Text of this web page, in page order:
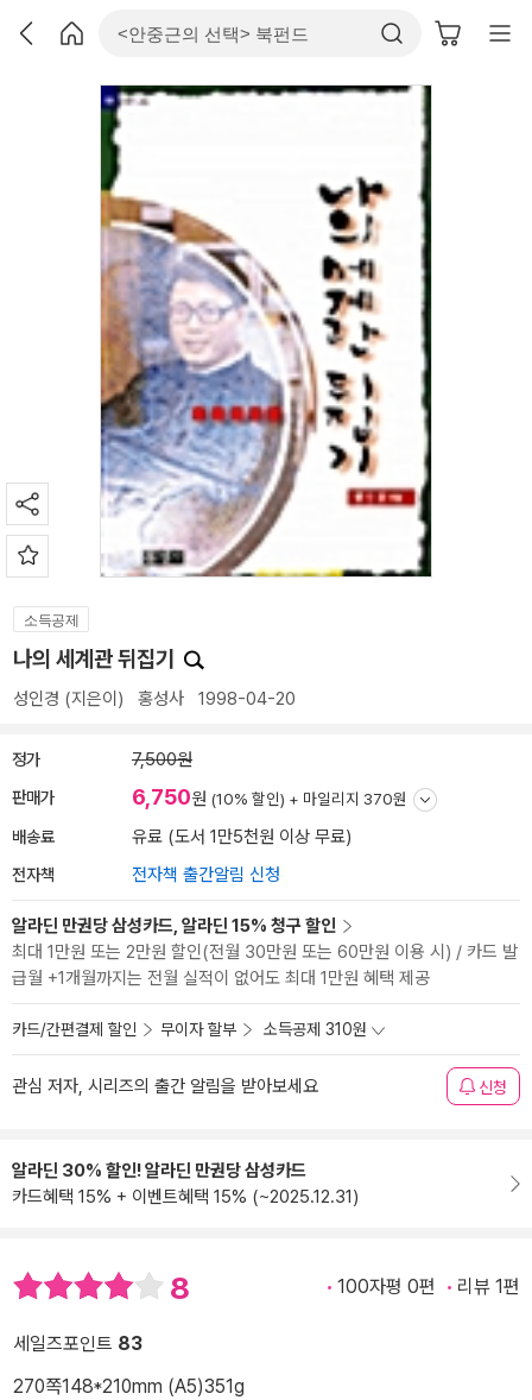
소득공제
나의 세계관 뒤집기
성인경 (지은이) 홍성사 1998-04-20
정가 7,500원
판매가 6,750원 (10% 할인) + 마일리지 370원
배송료 유료 (도서 1만5천원 이상 무료)
전자책 전자책 출간알림 신청
알라딘 만권당 삼성카드, 알라딘 15% 청구 할인
최대 1만원 또는 2만원 할인(전월 30만원 또는 60만원 이용 시) / 카드 발
급월 +1개월까지는 전월 실적이 없어도 최대 1만원 혜택 제공
카드/간편결제 할인 무이자 할부 소득공제 310원
관심 저자, 시리즈의 출간 알림을 받아보세요 신청
알라딘 30% 할인! 알라딘 만권당 삼성카드
카드혜택 15% + 이벤트혜택 15% (~2025.12.31)
8 100자평 0편 리뷰 1편
세일즈포인트 83
270쪽148*210mm (A5)351g